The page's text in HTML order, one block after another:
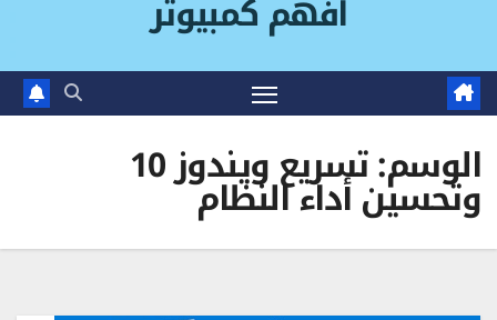
افهم كمبيوتر
الوسم: تسريع ويندوز 10
وتحسين أداء النظام